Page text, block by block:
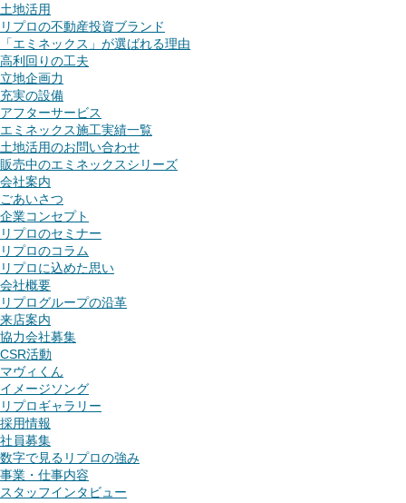
土地活用
リプロの不動産投資ブランド
「エミネックス」が選ばれる理由
高利回りの工夫
立地企画力
充実の設備
アフターサービス
エミネックス施工実績一覧
土地活用のお問い合わせ
販売中のエミネックスシリーズ
会社案内
ごあいさつ
企業コンセプト
リプロのセミナー
リプロのコラム
リプロに込めた思い
会社概要
リプログループの沿革
来店案内
協力会社募集
CSR活動
マヴィくん
イメージソング
リプロギャラリー
採用情報
社員募集
数字で見るリプロの強み
事業・仕事内容
スタッフインタビュー